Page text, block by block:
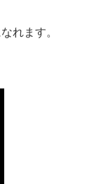
れます。